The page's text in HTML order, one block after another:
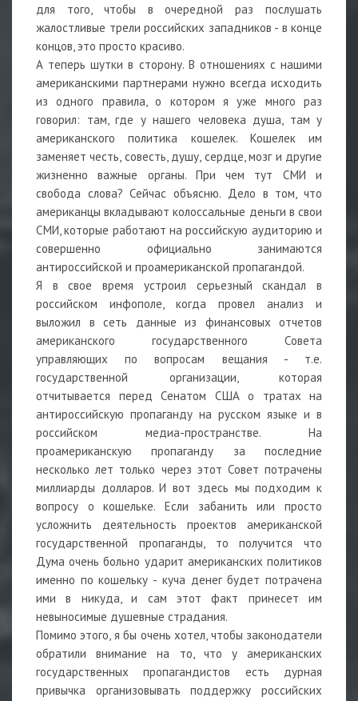
для того, чтобы в очередной раз послушать
жалостливые трели российских западников - в конце
концов, это просто красиво.
А теперь шутки в сторону. В отношениях с нашими
американскими партнерами нужно всегда исходить
из одного правила, о котором я уже много раз
говорил: там, где у нашего человека душа, там у
американского политика кошелек. Кошелек им
заменяет честь, совесть, душу, сердце, мозг и другие
жизненно важные органы. При чем тут СМИ и
свобода слова? Сейчас объясню. Дело в том, что
американцы вкладывают колоссальные деньги в свои
СМИ, которые работают на российскую аудиторию и
совершенно официально занимаются
антироссийской и проамериканской пропагандой.
Я в свое время устроил серьезный скандал в
российском инфополе, когда провел анализ и
выложил в сеть данные из финансовых отчетов
американского государственного Совета
управляющих по вопросам вещания - т.е.
государственной организации, которая
отчитывается перед Сенатом США о тратах на
антироссийскую пропаганду на русском языке и в
российском медиа-пространстве. На
проамериканскую пропаганду за последние
несколько лет только через этот Совет потрачены
миллиарды долларов. И вот здесь мы подходим к
вопросу о кошельке. Если забанить или просто
усложнить деятельность проектов американской
государственной пропаганды, то получится что
Дума очень больно ударит американских политиков
именно по кошельку - куча денег будет потрачена
ими в никуда, и сам этот факт принесет им
невыносимые душевные страдания.
Помимо этого, я бы очень хотел, чтобы законодатели
обратили внимание на то, что у американских
государственных пропагандистов есть дурная
привычка организовывать поддержку российских